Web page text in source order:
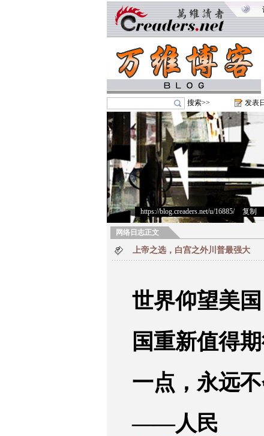
搜索>> 发表
https://blog.creaders.net/u/16885/> 复制
网络日志正文
上帝之选，白宫之外川普最强大
世界仰望美
国重新值得
一点，永远
——人民